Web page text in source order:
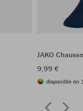
JAKO
9,99 €
disponible en